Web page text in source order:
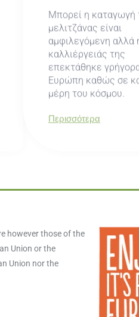
Μπορεί η καταγωγή
μελιτζάνας είναι
αμφιλεγόμενη αλλά
καλλιέργειάς της
επεκτάθηκε
Ευρώπη καθώς σε
μέρη του κόσμου.
Περισσότερα
however those of the
Union or the
Union nor the